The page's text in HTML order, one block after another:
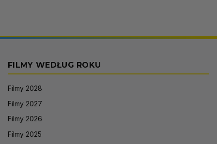
FILMY WEDŁUG ROKU
Filmy 2028
Filmy 2027
Filmy 2026
Filmy 2025